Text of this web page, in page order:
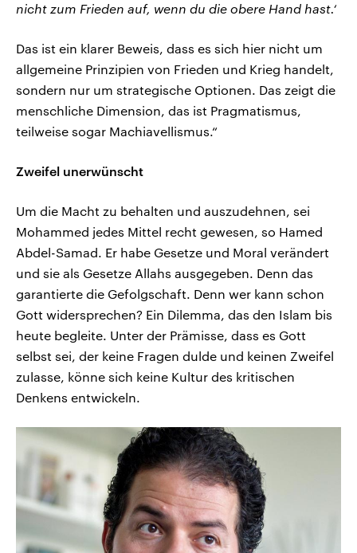
nicht zum Frieden auf, wenn du die obere Hand hast.‘
Das ist ein klarer Beweis, dass es sich hier nicht um
allgemeine Prinzipien von Frieden und Krieg handelt,
sondern nur um strategische Optionen. Das zeigt die
menschliche Dimension, das ist Pragmatismus,
teilweise sogar Machiavellismus.“
Zweifel unerwünscht
Um die Macht zu behalten und auszudehnen, sei
Mohammed jedes Mittel recht gewesen, so Hamed
Abdel-Samad. Er habe Gesetze und Moral verändert
und sie als Gesetze Allahs ausgegeben. Denn das
garantierte die Gefolgschaft. Denn wer kann schon
Gott widersprechen? Ein Dilemma, das den Islam bis
heute begleite. Unter der Prämisse, dass es Gott
selbst sei, der keine Fragen dulde und keinen Zweifel
zulasse, könne sich keine Kultur des kritischen
Denkens entwickeln.